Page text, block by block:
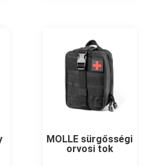
MOLLE sürgősségi
orvosi tok